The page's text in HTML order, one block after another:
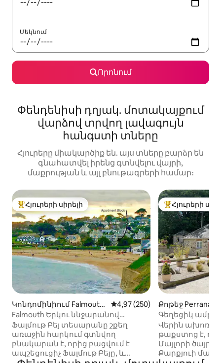
Մեկնում
Որոնում
Փենդենիսի դղյակ. մոտակայքում
վարձով տրվող լավագույն
հանգստի տները
Հյուրերը միակարծիք են. այս տները բարձր են
գնահատվել իրենց գտնվելու վայրի,
մաքրության և այլ բնութագրերի համար։
Հյուրերի սիրելի լավագույն տները
Հյուրերի սիրելի
Կոնդոմինիում Falmouth-
ում
Միջին վարկանիշը՝ 5-ից
4,97 (250)
Falmouth Երկու ննջարանով
լողափի ճակատային բնակարան
Ֆալմութ Բեյ տեսարանը շքեղ
առաջին հարկում գտնվող
բնակարան է, որից բացվում է
ապշեցուցիչ Ֆալմութ Բեյը, և
Հյուրերի
Հյուրերի
Քոթեջ
Գեղեցիկ
իդիլայում ՝
Վերին
թաքստոց է,
Մայլորի
Քարքյուի